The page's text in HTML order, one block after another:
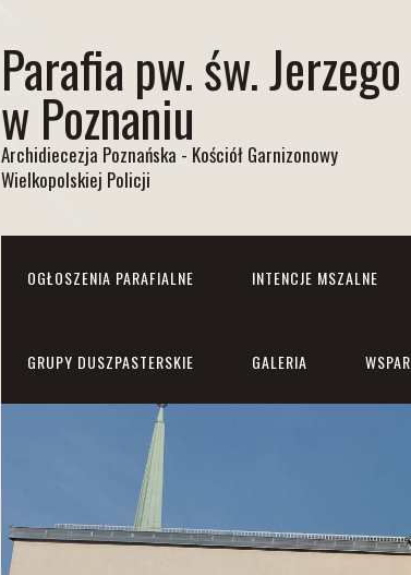
Parafia pw. św. Jerzego
w Poznaniu
Archidiecezja Poznańska - Kościół Garnizonowy
Wielkopolskiej Policji
OGŁOSZENIA PARAFIALNE INTENCJE MSZALNE
GRUPY DUSZPASTERSKIE GALERIA